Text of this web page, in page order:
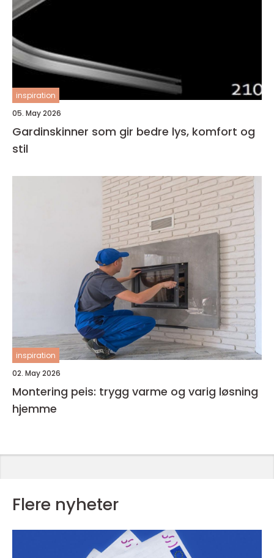
inspiration
05. May 2026
Gardinskinner som gir bedre lys, komfort og
stil
inspiration
02. May 2026
Montering peis: trygg varme og varig løsning
hjemme
Flere nyheter